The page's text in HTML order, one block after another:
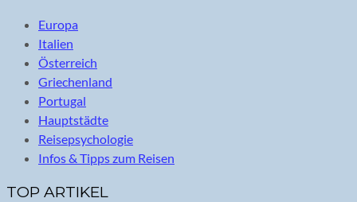
Europa
Italien
Österreich
Griechenland
Portugal
Hauptstädte
Reisepsychologie
Infos & Tipps zum Reisen
TOP ARTIKEL